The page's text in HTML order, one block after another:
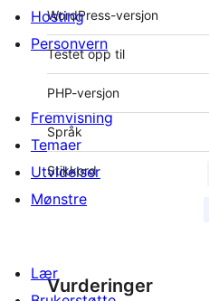
WordPress-versjon
Testet opp til
PHP-versjon
Språk
Stikkord
Vurderinger
Hosting
Personvern
Fremvisning
Temaer
Utvidelser
Mønstre
Lær